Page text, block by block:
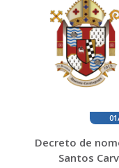
Decreto de
Santos